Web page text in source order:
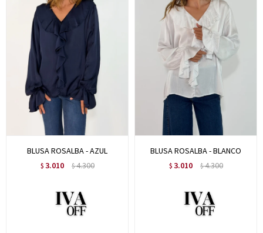
BLUSA ROSALBA - AZUL
$ 3.010 $4.300
BLUSA ROSALBA - BLANCO
$ 3.010 $4.300